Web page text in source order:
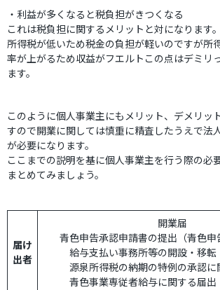
・利益が多くなると税負担がきつくなる
これは税負担に関するメリットと対になります
所得税が低いため税金の負担が軽いのですが所
率が上がるため収益がフエルトこの点はデミリ
ます。
このように個人事業主にもメリット、デメリッ
すので開業に関しては慎重に精査したうえで法
が必要になります。
ここまでの説明を基に個人事業主を行う際の必
まとめてみましょう。
届け
出者
開業届
青色申告承認申請書の提出（青色申
給与支払い事務所等の開設・移転
源泉所得税の納期の特例の承認に
青色事業専従者給与に関する届出